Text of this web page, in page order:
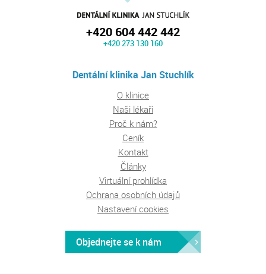
+420 604 442 442
+420 273 130 160
Dentální klinika Jan Stuchlík
O klinice
Naši lékaři
Proč k nám?
Ceník
Kontakt
Články
Virtuální prohlídka
Ochrana osobních údajů
Nastavení cookies
Objednejte se k nám